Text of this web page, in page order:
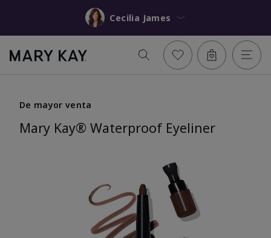
Cecilia James
De mayor venta
Mary Kay® Waterproof Eyeliner